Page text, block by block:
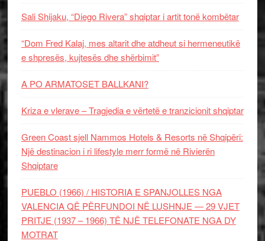
Sali Shijaku, “Diego Rivera” shqiptar i artit tonë kombëtar
“Dom Fred Kalaj, mes altarit dhe atdheut si hermeneutikë
e shpresës, kujtesës dhe shërbimit”
A PO ARMATOSET BALLKANI?
Kriza e vlerave – Tragjedia e vërtetë e tranzicionit shqiptar
Green Coast sjell Nammos Hotels & Resorts në Shqipëri:
Një destinacion i ri lifestyle merr formë në Rivierën
Shqiptare
PUEBLO (1966) / HISTORIA E SPANJOLLES NGA
VALENCIA QË PËRFUNDOI NË LUSHNJE — 29 VJET
PRITJE (1937 – 1966) TË NJË TELEFONATE NGA DY
MOTRAT